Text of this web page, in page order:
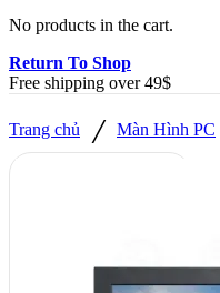
No products in the cart.
Return To Shop
Free shipping over 49$
Trang chủ / Màn Hình PC